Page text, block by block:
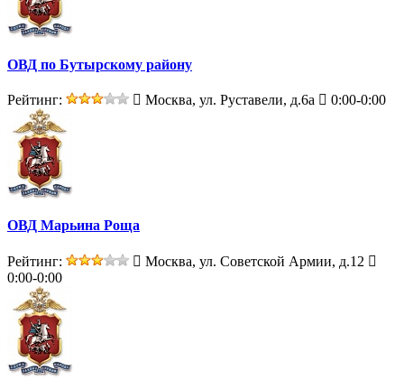
ОВД по Бутырскому району
Рейтинг: Москва, ул. Руставели, д.6а 0:00-0:00
ОВД Марьина Роща
Рейтинг:
Москва, ул. Советской Армии, д.12
0:00-0:00